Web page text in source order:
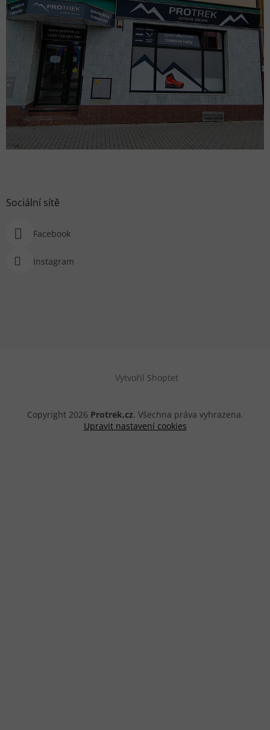
Sociální sítě
Facebook
Instagram
Vytvořil Shoptet
Copyright 2026 Protrek.cz. Všechna práva vyhrazena.
Upravit nastavení cookies